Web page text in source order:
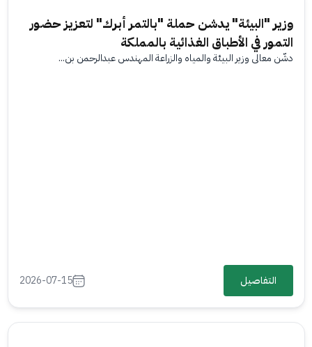
وزير "البيئة" يدشن حملة "بالتمر أبرك" لتعزيز حضور
التمور في الأطباق الغذائية بالمملكة
دشّن معالي وزير البيئة والمياه والزراعة المهندس عبدالرحمن بن...
التفاصيل 2026-07-15